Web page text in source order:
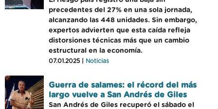
precedentes del 27% en una sola jornada,
alcanzando las 448 unidades. Sin embargo,
expertos advierten que esta caída refleja
distorsiones técnicas más que un cambio
estructural en la economía.
07.01.2025 | Noticias
Guerra de salames: el récord del más
largo vuelve a San Andrés de Giles
San Andrés de Giles recuperó el sábado el